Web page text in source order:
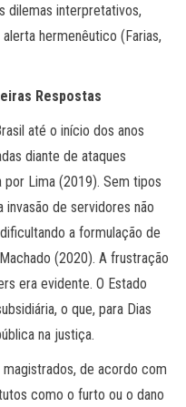
dilemas interpretativos,
hermenêutico (Farias,
Respostas
até o início dos anos
diante de ataques
Lima (2019). Sem tipos
de servidores não
a formulação de
(2020). A frustração
era evidente. O Estado
o que, para Dias
na justiça.
de acordo com
como o furto ou o dano